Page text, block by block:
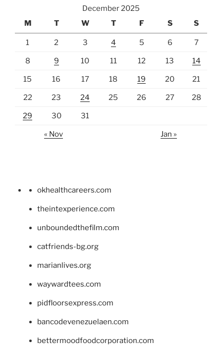
December 2025
M
T W T F S S
1 2 3 4 5 6 7
8 9 10 11 12 13 14
15 16 17 18 19 20 21
22 23 24 25 26 27 28
29 30 31
« Nov Jan »
okhealthcareers.com
theintexperience.com
unboundedthefilm.com
catfriends-bg.org
marianlives.org
waywardtees.com
pidfloorsexpress.com
bancodevenezuelaen.com
bettermoodfoodcorporation.com